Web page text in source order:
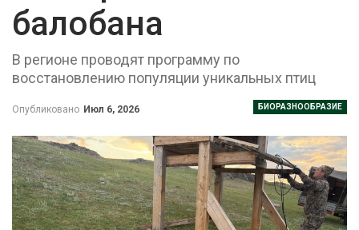
балобана
В регионе проводят программу по
восстановлению популяции уникальных птиц
БИОРАЗНООБРАЗИЕ
Опубликовано Июл 6, 2026